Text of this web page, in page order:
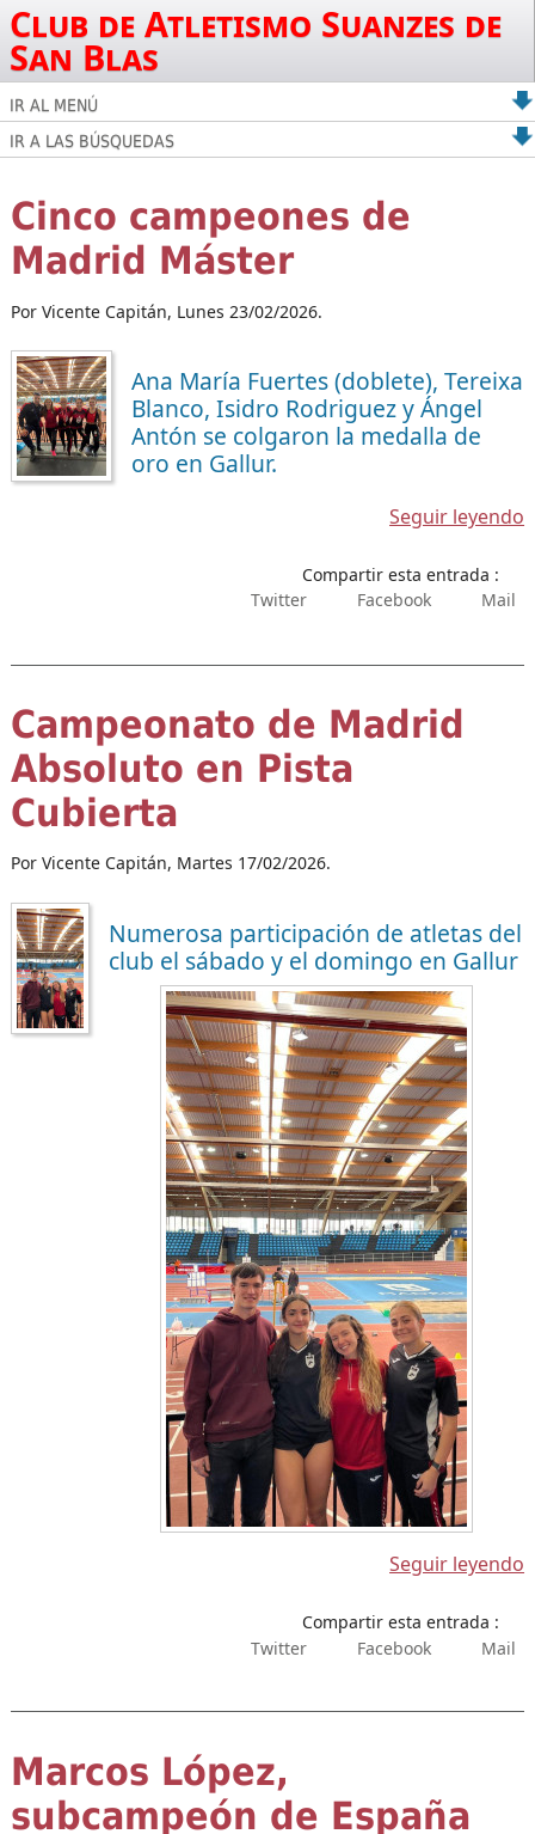
Club de Atletismo Suanzes de
San Blas
IR AL MENÚ
IR A LAS BÚSQUEDAS
Cinco campeones de
Madrid Máster
Por Vicente Capitán, Lunes 23/02/2026.
Ana María Fuertes (doblete), Tereixa
Blanco, Isidro Rodriguez y Ángel
Antón se colgaron la medalla de
oro en Gallur.
Seguir leyendo
Compartir esta entrada :
Twitter
Facebook Mail
Campeonato de Madrid
Absoluto en Pista
Cubierta
Por Vicente Capitán, Martes 17/02/2026.
Numerosa participación de atletas del
club el sábado y el domingo en Gallur
Seguir leyendo
Compartir esta entrada :
Twitter
Facebook Mail
Marcos López,
subcampeón de España